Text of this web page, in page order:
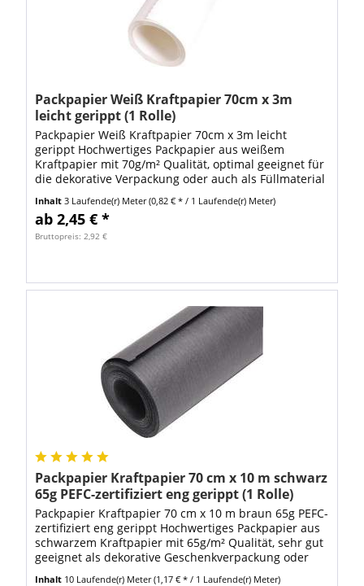
Packpapier Weiß Kraftpapier 70cm x 3m
leicht gerippt (1 Rolle)
Packpapier Weiß Kraftpapier 70cm x 3m leicht
gerippt Hochwertiges Packpapier aus weißem
Kraftpapier mit 70g/m² Qualität, optimal geeignet für
die dekorative Verpackung oder auch als Füllmaterial
Inhalt3 Laufende(r) Meter(0,82 € * / 1 Laufende(r) Meter)
ab 2,45 € *
Bruttopreis: 2,92 €
Packpapier Kraftpapier 70 cm x 10 m schwarz
65g PEFC-zertifiziert eng gerippt (1 Rolle)
Packpapier Kraftpapier 70 cm x 10 m braun 65g PEFC-
zertifiziert eng gerippt Hochwertiges Packpapier aus
schwarzem Kraftpapier mit 65g/m² Qualität, sehr gut
geeignet als dekorative Geschenkverpackung oder
Inhalt 10 Laufende(r) Meter(1,17 € * / 1 Laufende(r) Meter)